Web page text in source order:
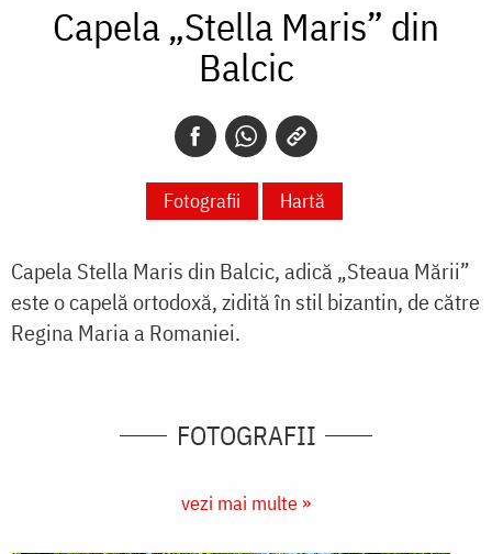
Capela „Stella Maris” din
Balcic
Fotografii Hartă
Capela Stella Maris din Balcic, adică „Steaua Mării”
este o capelă ortodoxă, zidită în stil bizantin, de către
Regina Maria a Romaniei.
FOTOGRAFII
vezi mai multe »